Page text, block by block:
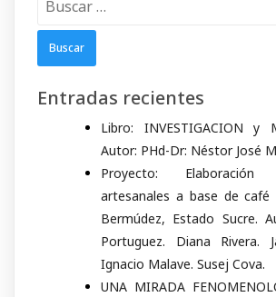
Entradas recientes
Libro: INVESTIGACION y
Autor: PHd-Dr: Néstor José
Proyecto:
artesanales a base de café
Bermúdez, Estado Sucre.
Portuguez. Diana Rivera.
Ignacio Malave. Susej Cova.
UNA MIRADA